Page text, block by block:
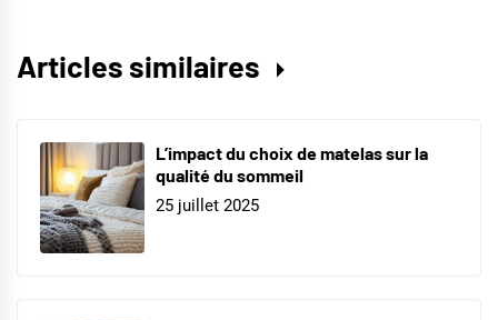
Articles similaires
L’impact du choix de matelas sur la
qualité du sommeil
25 juillet 2025